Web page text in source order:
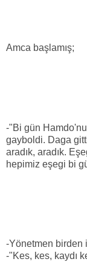
Amca başlamış;
-"Bi gün
gayboldi. Daga
aradık, aradık.
hepimiz eşegi bi
-Yönetmen birden
-"Kes, kes, kaydı